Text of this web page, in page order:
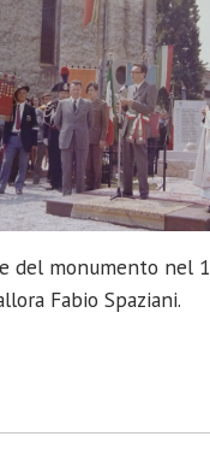
del monumento nel
Fabio Spaziani.